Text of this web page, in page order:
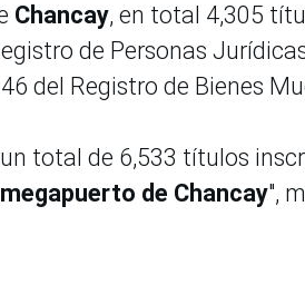
Chancay, en total 4,305
de Personas
del Registro de Bienes
total de 6,533 títulos
megapuerto de Chancay",